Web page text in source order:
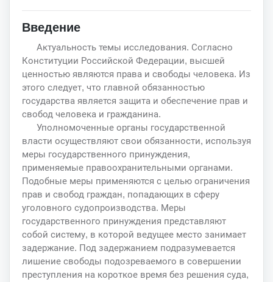
Введение
Актуальность темы исследования. Согласно
Конституции Российской Федерации, высшей
ценностью являются права и свободы человека. Из
этого следует, что главной обязанностью
государства является защита и обеспечение прав и
свобод человека и гражданина.
Уполномоченные органы государственной
власти осуществляют свои обязанности, используя
меры государственного принуждения,
применяемые правоохранительными органами.
Подобные меры применяются с целью ограничения
прав и свобод граждан, попадающих в сферу
уголовного судопроизводства. Меры
государственного принуждения представляют
собой систему, в которой ведущее место занимает
задержание. Под задержанием подразумевается
лишение свободы подозреваемого в совершении
преступления на короткое время без решения суда,